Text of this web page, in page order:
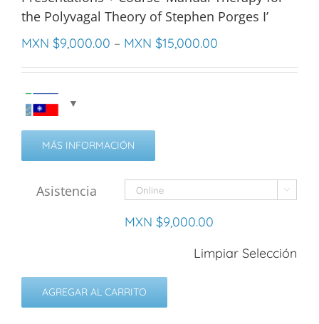
the Polyvagal Theory of Stephen Porges I’
MXN $9,000.00 – MXN $15,000.00
MÁS INFORMACIÓN
Asistencia 
MXN $9,000.00
Limpiar Selección
AGREGAR AL CARRITO